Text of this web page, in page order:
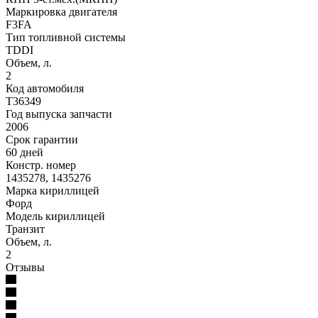
Маркировка двигателя
F3FA
Тип топливной системы
TDDI
Объем, л.
2
Код автомобиля
T36349
Год выпуска запчасти
2006
Срок гарантии
60 дней
Констр. номер
1435278, 1435276
Марка кириллицей
Форд
Модель кириллицей
Транзит
Объем, л.
2
Отзывы